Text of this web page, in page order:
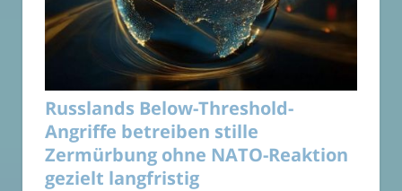
Russlands Below-Threshold-
Angriffe betreiben stille
Zermürbung ohne NATO-Reaktion
gezielt langfristig